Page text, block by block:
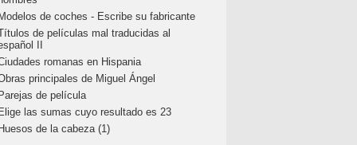
de coches - Escribe su fabricante
de películas mal traducidas al
II
romanas en Hispania
principales de Miguel Ángel
de película
las sumas cuyo resultado es 23
de la cabeza (1)